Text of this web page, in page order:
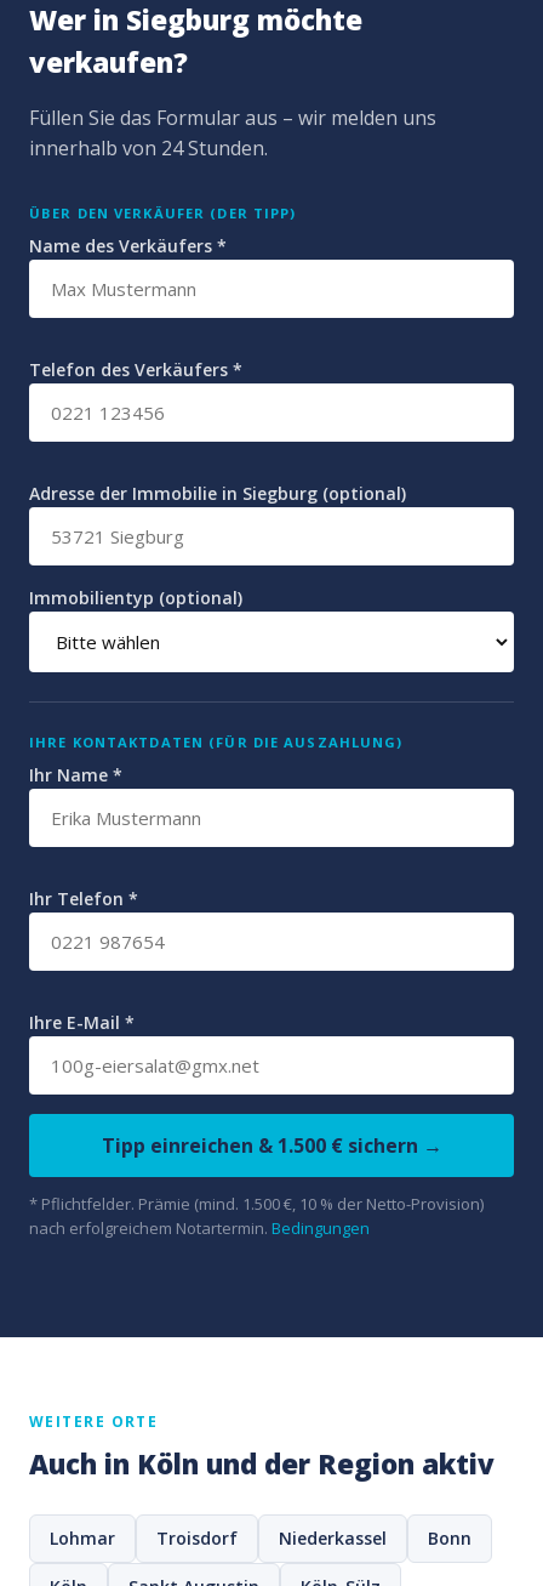
Wer in Siegburg möchte
verkaufen?
Füllen Sie das Formular aus – wir melden uns
innerhalb von 24 Stunden.
ÜBER DEN VERKÄUFER (DER TIPP)
Name des Verkäufers *
Telefon des Verkäufers *
Adresse der Immobilie in Siegburg (optional)
Immobilientyp (optional)
IHRE KONTAKTDATEN (FÜR DIE AUSZAHLUNG)
Ihr Name *
Ihr Telefon *
Ihre E-Mail *
Tipp einreichen & 1.500 € sichern →
* Pflichtfelder. Prämie (mind. 1.500 €, 10 % der Netto-Provision)
nach erfolgreichem Notartermin. Bedingungen
WEITERE ORTE
Auch in Köln und der Region aktiv
Lohmar Troisdorf Niederkassel Bonn